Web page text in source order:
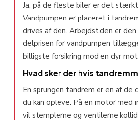
Ja, på de fleste biler er det
Vandpumpen er placeret i
drives af den. Arbejdstiden er den
delprisen for vandpumpen
billigste forsikring mod en dyr
Hvad sker der hvis
En sprungen tandrem er en af de
du kan opleve. På en motor med
vil stemplerne og ventilerne